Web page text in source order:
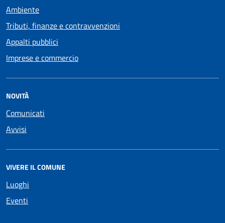
Ambiente
Tributi, finanze e contravvenzioni
Appalti pubblici
Imprese e commercio
NOVITÀ
Comunicati
Avvisi
VIVERE IL COMUNE
Luoghi
Eventi